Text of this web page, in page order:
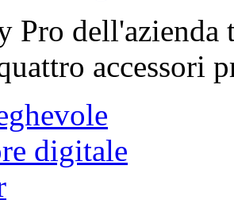
Pro dell'azienda
accessori